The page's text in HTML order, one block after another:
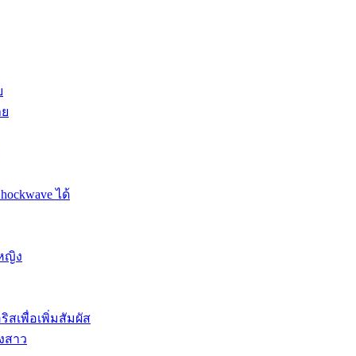
ได้
ญิง
สเพื่อเพิ่มสัมผัส
สาว